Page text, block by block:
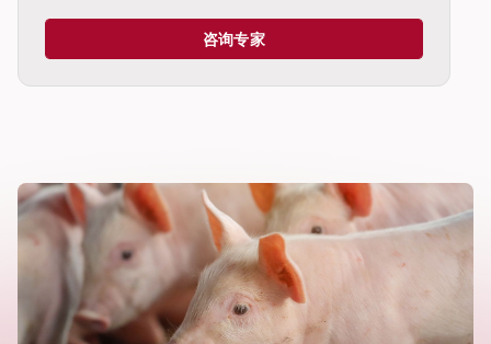
咨询专家